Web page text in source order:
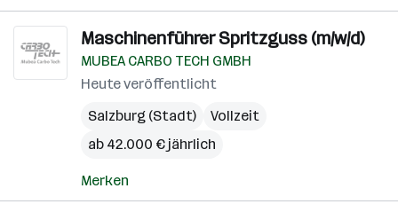
Maschinenführer Spritzguss (m/w/d)
MUBEA CARBO TECH GMBH
Heute veröffentlicht
Salzburg (Stadt)
Vollzeit
ab 42.000 € jährlich
Merken